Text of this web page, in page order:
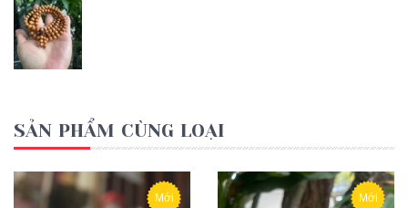
SẢN PHẨM CÙNG LOẠI
Mới Mới